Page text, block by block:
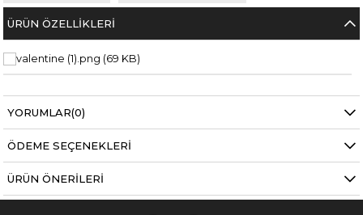
ÜRÜN ÖZELLIKLERI
YORUMLAR(0)
ÖDEME SEÇENEKLERI
ÜRÜN ÖNERILERI